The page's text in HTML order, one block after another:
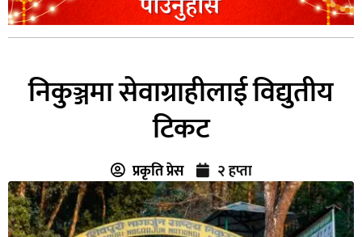
निकुञ्जमा सेवाग्राहीलाई विद्युतीय
टिकट
प्रकृति प्रेस २ हप्ता